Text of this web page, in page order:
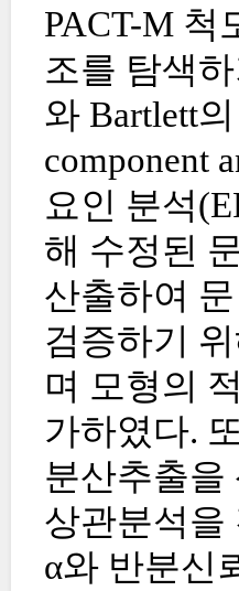
PACT-M 척
조를 탐색
와 Bartlett
component
요인 분석
해 수정된
산출하여
검증하기
며 모형의
가하였다.
분산추출을
상관분석을
α와 반분신